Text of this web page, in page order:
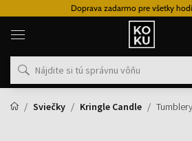
Doprava zadarmo pre všetky
Originálne
parfémy
hodinky
na
mieste
Sviečky
Kringle Candle